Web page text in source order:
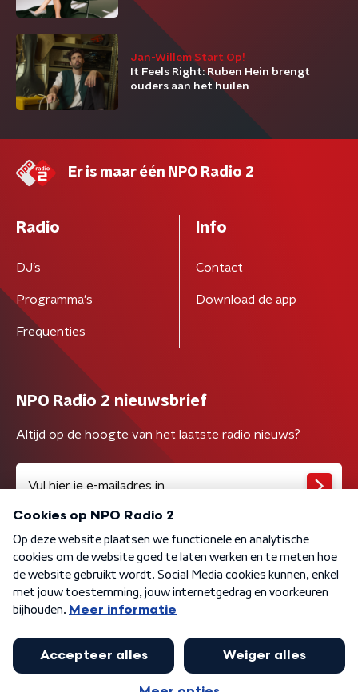
Jan-Willem Start Op!
It Feels Right: Ruben Hein brengt
ouders aan het huilen
Er is maar één NPO Radio 2
Radio
DJ’s
Programma's
Frequenties
Info
Contact
Download de app
NPO Radio 2 nieuwsbrief
Altijd op de hoogte van het laatste radio nieuws?
Algemene voorwaarden